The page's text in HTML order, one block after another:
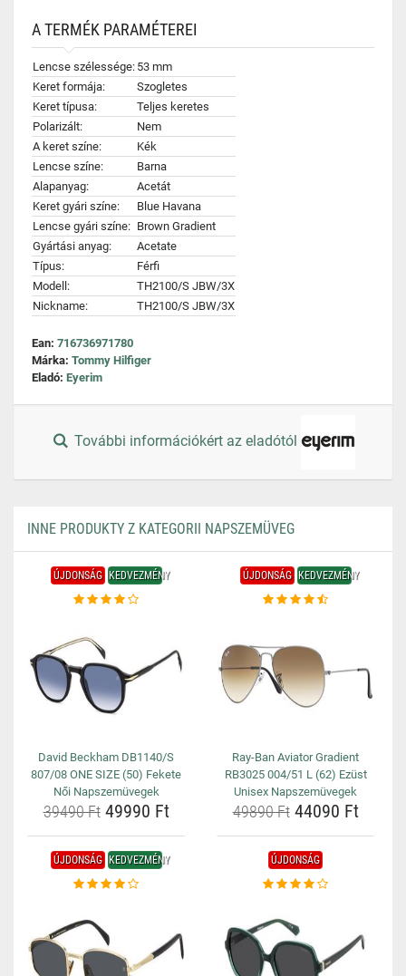
A TERMÉK PARAMÉTEREI
Lencse szélessége: 53 mm
Keret formája:
Szogletes
Keret típusa:
Teljes keretes
Polarizált:
Nem
A keret színe:
Kék
Lencse színe:
Barna
Alapanyag:
Acetát
Keret gyári színe:
Blue Havana
Lencse gyári színe: Brown Gradient
Gyártási anyag:
Acetate
Típus:
Férfi
Modell:
TH2100/S JBW/3X
Nickname:
TH2100/S JBW/3X
Ean: 716736971780
Márka: Tommy Hilfiger
Eladó: Eyerim
További információkért az eladótól
INNE PRODUKTY Z KATEGORII NAPSZEMÜVEG
ÚJDONSÁG KEDVEZMÉNY
David Beckham DB1140/S
807/08 ONE SIZE (50) Fekete
Női Napszemüvegek
39490 Ft49990 Ft
ÚJDONSÁG KEDVEZMÉNY
Ray-Ban Aviator Gradient
RB3025 004/51 L (62) Ezüst
Unisex Napszemüvegek
49890 Ft44090 Ft
ÚJDONSÁG KEDVEZMÉNY ÚJDONSÁG